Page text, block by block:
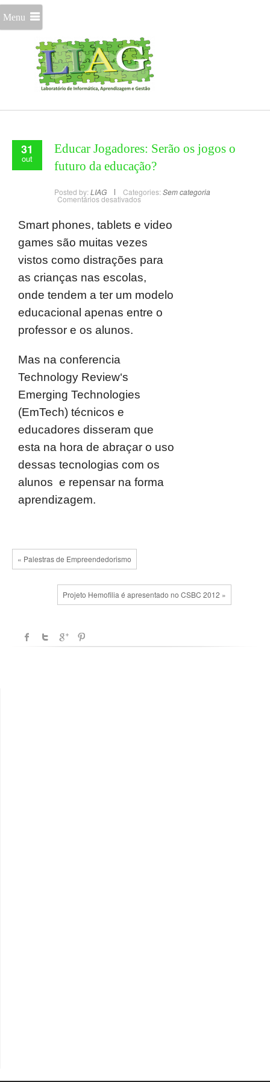
Menu
31
out
Educar Jogadores: Serão os jogos o
futuro da educação?
Posted by: LIAG Categories: Sem categoria
Comentários desativados
Smart phones, tablets e video
games são muitas vezes
vistos como distrações para
as crianças nas escolas,
onde tendem a ter um modelo
educacional apenas entre o
professor e os alunos.
Mas na conferencia
Technology Review‘s
Emerging Technologies
(EmTech) técnicos e
educadores disseram que
esta na hora de abraçar o uso
dessas tecnologias com os
alunos e repensar na forma
aprendizagem.
« Palestras de Empreendedorismo
Projeto Hemofilia é apresentado no CSBC 2012 »